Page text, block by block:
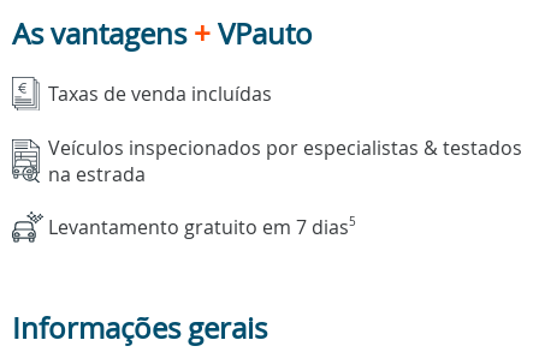
As vantagens+VPauto
Taxas de venda incluídas
Veículos inspecionados por especialistas & testados
na estrada
Levantamento gratuito em 7 dias5
Informações gerais